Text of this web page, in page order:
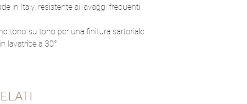
in Italy, resistente ai lavaggi frequenti
tono su tono per una finitura sartoriale.
lavatrice a 30°